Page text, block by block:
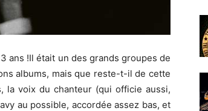
ans !Il était un des grands groupes de
albums, mais que reste-t-il de cette
la voix du chanteur (qui officie aussi,
au possible, accordée assez bas, et